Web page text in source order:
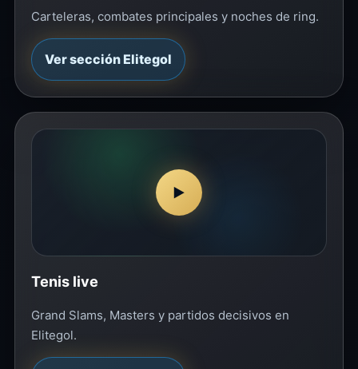
Carteleras, combates principales y noches de ring.
Ver sección Elitegol
▶
Tenis live
Grand Slams, Masters y partidos decisivos en
Elitegol.